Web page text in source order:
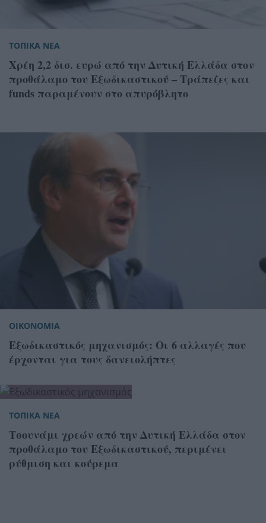
ΤΟΠΙΚΑ ΝΕΑ
Χρέη 2,2 δισ. ευρώ από την Δυτική Ελλάδα στον
προθάλαμο του Εξωδικαστικού – Τράπεζες και
funds παραμένουν στο απυρόβλητο
ΟΙΚΟΝΟΜΙΑ
Εξωδικαστικός μηχανισμός: Οι 6 αλλαγές που
έρχονται για τους δανειολήπτες
ΤΟΠΙΚΑ ΝΕΑ
Τσουνάμι χρεών από την Δυτική Ελλάδα στον
προθάλαμο του Εξωδικαστικού, περιμένει
ρύθμιση και κούρεμα